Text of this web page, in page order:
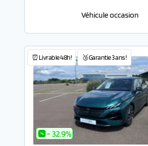
Véhicule occasion
⏰Livrable 48h! 🥉Garantie 3 ans !
- 32.9%